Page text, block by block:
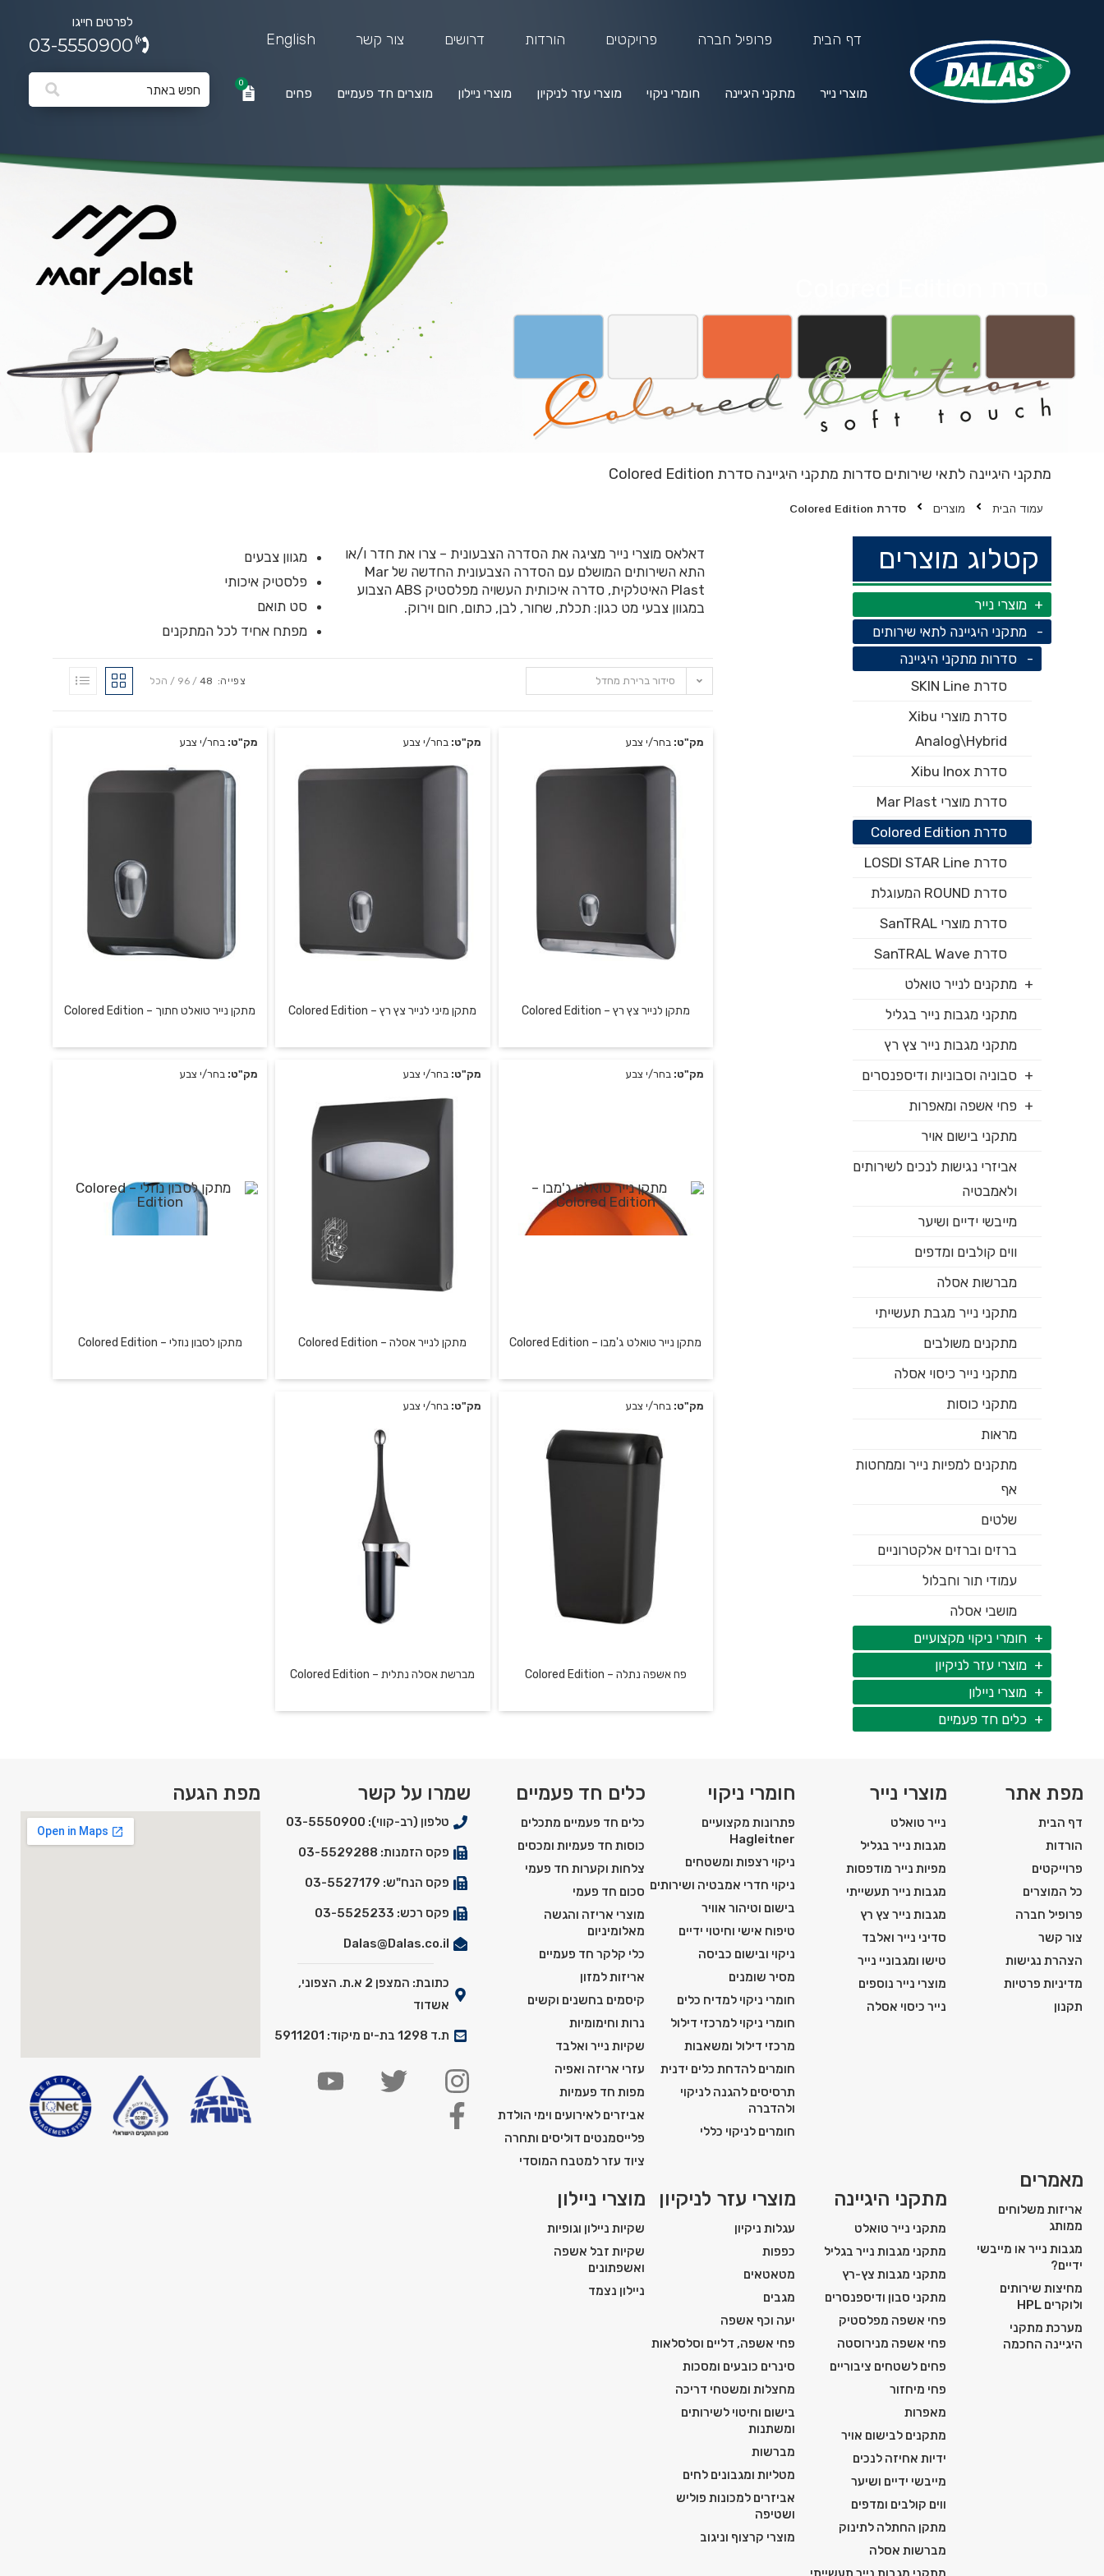
דף הבית פרופיל חברה פרויקטים הורדות דרושים צור קשר English
לפרטים חייגו
03-5550900
מוצרי נייר מתקני היגיינה חומרי ניקוי מוצרי עזר לניקיון מוצרי ניילון מוצרים חד פעמיים פחים
0
מוצרים חד פעמיים
מתקני היגיינה לתאי שירותים סדרות מתקני היגיינה סדרת Colored Edition
עמוד הבית מוצרים סדרת Colored Edition
קטלוג מוצרים
מוצרי נייר
מתקני היגיינה לתאי שירותים
סדרות מתקני היגיינה
סדרת SKIN Line
סדרת מוצרי Xibu
Analog\Hybrid
סדרת Xibu Inox
סדרת מוצרי Mar Plast
סדרת Colored Edition
סדרת LOSDI STAR Line
סדרת ROUND המעוגלת
סדרת מוצרי SanTRAL
סדרת SanTRAL Wave
מתקנים לנייר טואלט
מתקני מגבות נייר בגליל
מתקני מגבות נייר צץ רץ
סבוניה וסבוניות ודיספנסרים
פחי אשפה ומאפרות
מתקני בישום אויר
אביזרי נגישות לנכים לשירותים
ולאמבטיה
מייבשי ידיים ושיער
ווים קולבים ומדפים
מברשות אסלה
מתקני נייר מגבת תעשייתי
מתקנים משולבים
מתקני נייר כיסוי אסלה
מתקני כוסות
מראות
מתקנים למפיות נייר וממחטות
אף
שלטים
ברזים וברזים אלקטרוניים
עמודי תור וחבלול
מושבי אסלה
חומרי ניקוי מקצועיים
מוצרי עזר לניקיון
מוצרי ניילון
כלים חד פעמיים
דאלאס מוצרי נייר מציגה את הסדרה הצבעונית – צרו את חדר ו/או
התא השירותים המושלם עם הסדרה הצבעונית החדשה של Mar
Plast האיטלקית, סדרה איכותית העשויה מפלסטיק ABS הצבוע
במגוון צבעי מט כגון: תכלת, שחור, לבן, כתום, חום וירוק.
מגוון צבעים
פלסטיק איכותי
סט תואם
מפתח אחיד לכל המתקנים
סידור ברירת מחדל צפייה: 48
96 הכל
מק"ט: בחר/י צבע
מתקן לנייר צץ רץ – Colored Edition
מק"ט: בחר/י צבע
מתקן מיני לנייר צץ רץ – Colored Edition
מתקן מיני מפלסטיק למגבות דף רץ
מק"ט: בחר/י צבע
מתקן נייר טואלט חתוך – Colored Edition
מק"ט: בחר/י צבע
מתקן נייר טואלט ג'מבו – Colored Edition
מתקן לנייר טואלט ג'מבו
מק"ט: בחר/י צבע
מתקן לנייר אסלה – Colored Edition
מתקן פלסטיק לנייר כיסוי אסלה
מק"ט: בחר/י צבע
מתקן לסבון נוזלי – Colored Edition
מק"ט: בחר/י צבע
פח אשפה נתלה – Colored Edition
מק"ט: בחר/י צבע
מברשת אסלה נתלית – Colored Edition
מפת אתר
דף הבית
הורדות
פרוייקטים
כל המוצרים
פרופיל חברה
צור קשר
הצהרת נגישות
מדיניות פרטיות
תקנון
מאמרים
אריזות משלוחים
ממותג
מגבות נייר או מייבשי
ידיים?
מחיצות שירותים
ולוקרים HPL
מערכת מתקני
היגיינה החכמה
מוצרי נייר
נייר טואלט
מגבות נייר בגליל
מפיות נייר מודפסות
מגבות נייר תעשייתי
מגבות נייר צץ רץ
סדיני נייר ואלבד
טישו ומגבוניי נייר
מוצרי נייר נוספים
נייר כיסוי אסלה
חומרי ניקוי
פתרונות מקצועיים
Hagleitner
ניקוי רצפות ומשטחים
ניקוי חדרי אמבטיה ושירותים
בישום וטיהור אוויר
טיפוח אישי וחיטוי ידיים
ניקוי ובישום כביסה
מסיר שומנים
חומרי ניקוי למדיח כלים
חומרי ניקוי למרכזי דילול
מרכזי דילול ומשאבות
חומרים להדחת כלים ידנית
תרסיסים להגנה לניקוי
ולהדברה
חומרים לניקוי כללי
כלים חד פעמיים
כלים חד פעמיים מתכלים
כוסות חד פעמיות ומכסים
צלחות וקערות חד פעמי
סכום חד פעמי
מוצרי אריזה והגשה
מאלומיניום
כלי קלקר חד פעמיים
אריזות למזון
קיסמים בחשנים וקשים
נרות וחימומיות
שקיות נייר ואלבד
עזרי אריזה ואפיה
מפות חד פעמיות
אביזרים לאירועים וימי הולדת
פלייסמנטים דוליסים ותחרה
ציוד עזר למטבח המוסדי
מתקני היגיינה
מתקני נייר טואלט
מתקני מגבות נייר בגליל
מתקני מגבות צץ-רץ
מתקני סבון ודיספנסרים
פחי אשפה מפלסטיק
פחי אשפה מנירוסטה
פחים לשטחים ציבוריים
פחי מיחזור
מאפרות
מתקנים לבישום אויר
ידיות אחיזה לנכים
מייבשי ידיים ושיער
ווים קולבים ומדפים
מתקן החתלה לתינוק
מברשות אסלה
מוצרי עזר לניקיון
עגלות ניקיון
כפפות
מטאטאים
מגבים
יעה וכף אשפה
פחי אשפה, דליים וסלסלאות
סינרים כובעים ומסכות
מחצלות ומשטחי דריכה
בישום וחיטוי לשירותים
ומשתנות
מברשות
מטליות ומגבונים לחים
אביזרים למכונות פוליש
ושטיפה
מוצרי קרצוף וניגוב
מוצרי ניילון
שקיות ניילון וגופיות
שקיות זבל אשפה
ואשפתונים
ניילון נצמד
שמרו על קשר
טלפון (רב-קווי): 03-5550900
פקס הזמנות: 03-5529288
פקס הנח"ש: 03-5527179
פקס רכש: 03-5525233
Dalas@Dalas.co.il
כתובת: המצפן 2 א.ת. הצפוני,
אשדוד
ת.ד 1298 בת-ים מיקוד: 5911201
מפת הגעה